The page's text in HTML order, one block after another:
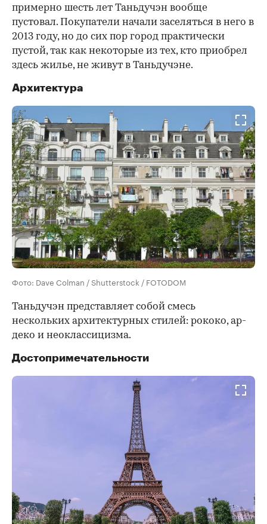
примерно шесть лет Таньдучэн вообще
пустовал. Покупатели начали заселяться в него в
2013 году, но до сих пор город практически
пустой, так как некоторые из тех, кто приобрел
здесь жилье, не живут в Таньдучэне.
Архитектура
Фото: Dave Colman / Shutterstock / FOTODOM
Таньдучэн представляет собой смесь
нескольких архитектурных стилей: рококо, ар-
деко и неоклассицизма.
Достопримечательности